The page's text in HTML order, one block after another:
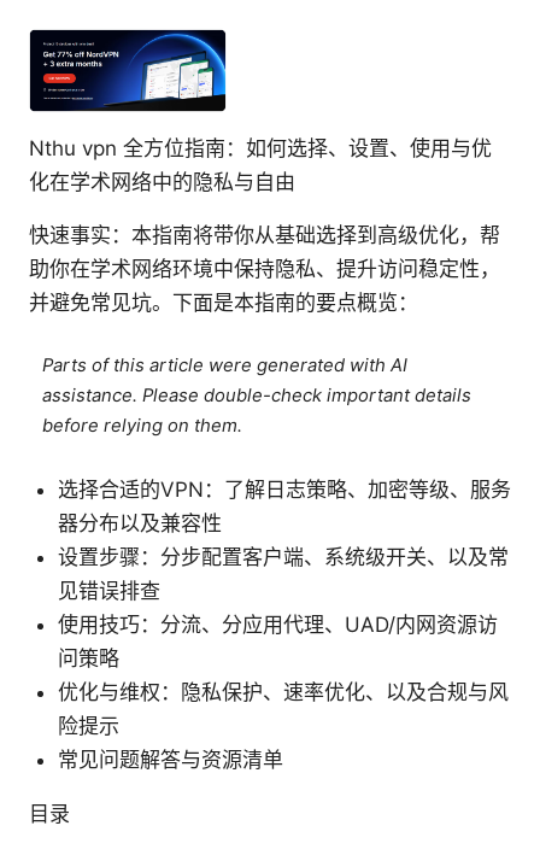
Nthu vpn 全方位指南：如何选择、设置、使用与优
化在学术网络中的隐私与自由
快速事实：本指南将带你从基础选择到高级优化，帮
助你在学术网络环境中保持隐私、提升访问稳定性，
并避免常见坑。下面是本指南的要点概览：
Parts of this article were generated with AI
assistance. Please double-check important details
before relying on them.
选择合适的VPN：了解日志策略、加密等级、服务
器分布以及兼容性
设置步骤：分步配置客户端、系统级开关、以及常
见错误排查
使用技巧：分流、分应用代理、UAD/内网资源访
问策略
优化与维权：隐私保护、速率优化、以及合规与风
险提示
常见问题解答与资源清单
目录